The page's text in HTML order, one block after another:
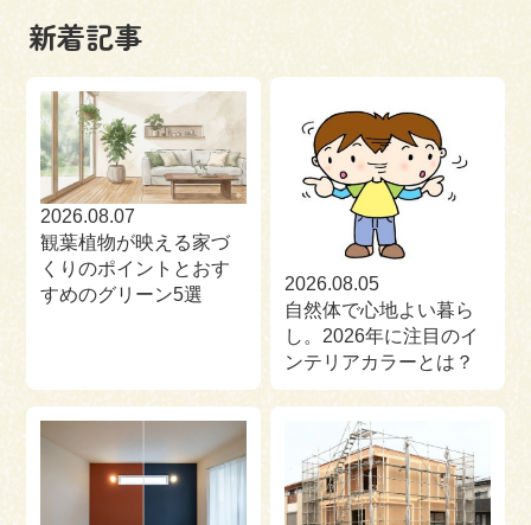
来場予約 資料請求
新着記事
2026.08.07
観葉植物が映える家づ
くりのポイントとおす
すめのグリーン5選
2026.08.05
自然体で心地よい暮ら
し。2026年に注目のイ
ンテリアカラーとは？